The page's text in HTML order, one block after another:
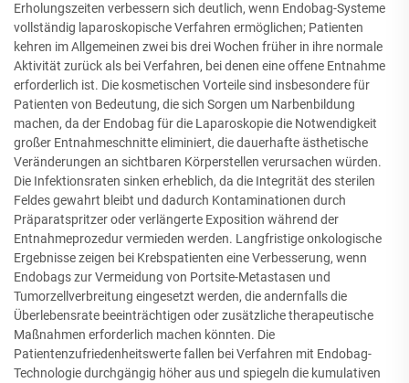
Erholungszeiten verbessern sich deutlich, wenn Endobag-Systeme
vollständig laparoskopische Verfahren ermöglichen; Patienten
kehren im Allgemeinen zwei bis drei Wochen früher in ihre normale
Aktivität zurück als bei Verfahren, bei denen eine offene Entnahme
erforderlich ist. Die kosmetischen Vorteile sind insbesondere für
Patienten von Bedeutung, die sich Sorgen um Narbenbildung
machen, da der Endobag für die Laparoskopie die Notwendigkeit
großer Entnahmeschnitte eliminiert, die dauerhafte ästhetische
Veränderungen an sichtbaren Körperstellen verursachen würden.
Die Infektionsraten sinken erheblich, da die Integrität des sterilen
Feldes gewahrt bleibt und dadurch Kontaminationen durch
Präparatspritzer oder verlängerte Exposition während der
Entnahmeprozedur vermieden werden. Langfristige onkologische
Ergebnisse zeigen bei Krebspatienten eine Verbesserung, wenn
Endobags zur Vermeidung von Portsite-Metastasen und
Tumorzellverbreitung eingesetzt werden, die andernfalls die
Überlebensrate beeinträchtigen oder zusätzliche therapeutische
Maßnahmen erforderlich machen könnten. Die
Patientenzufriedenheitswerte fallen bei Verfahren mit Endobag-
Technologie durchgängig höher aus und spiegeln die kumulativen